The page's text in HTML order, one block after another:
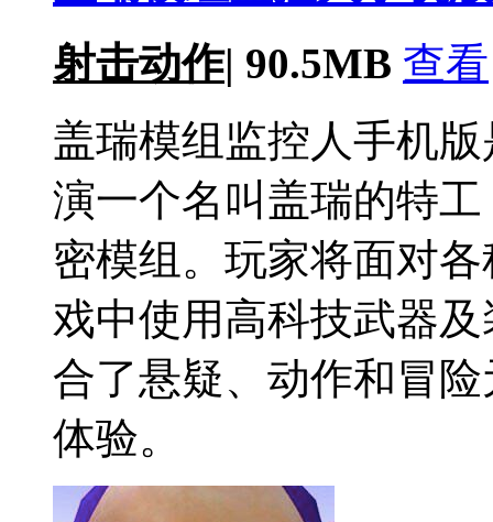
射击动作| 90.5MB 查看
盖瑞模组监控人手机
演一个名叫盖瑞的特
密模组。玩家将面对
戏中使用高科技武器
合了悬疑、动作和冒
体验。